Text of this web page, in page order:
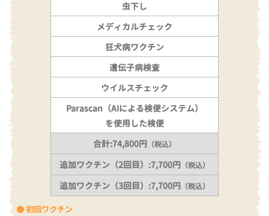
初回ワクチン
虫下し
メディカルチェック
狂犬病ワクチン
遺伝子病検査
ウイルスチェック
Parascan（AIによる検便システム）
を使用した検便
合計:74,800円 （税込）
追加ワクチン（2回目）:7,700円 （税込）
追加ワクチン（3回目）:7,700円 （税込）